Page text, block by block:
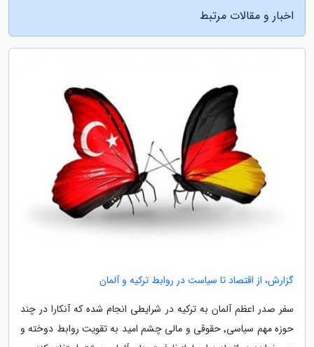
اخبار و مقالات مرتبط
گزارش، از اقتصاد تا سیاست در روابط ترکیه و آلمان
سفر صدر اعظم آلمان به ترکیه در شرایطی انجام شده که آنکارا در چند
حوزه مهم سیاسی٬ حقوقی و مالی چشم امید به تقویت روابط دوخته و